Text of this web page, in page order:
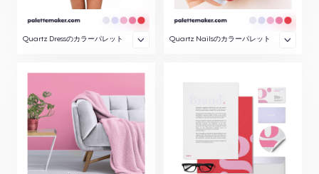
Quartz Dressのカラーパレット Quartz Nailsのカラーパレット